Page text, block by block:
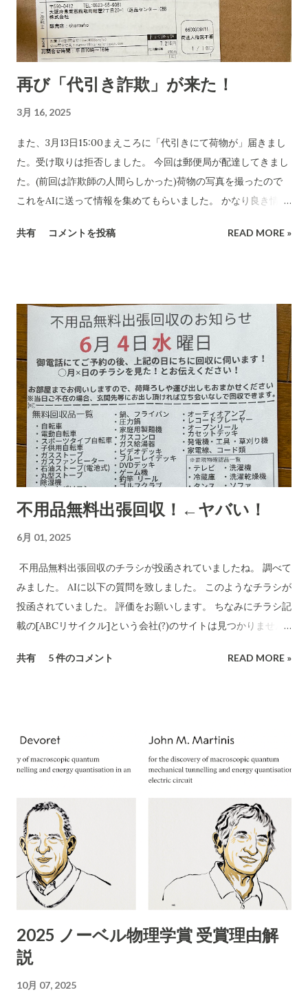
再び「代引き詐欺」が来た！
3月 16, 2025
また、3月13日15:00まえころに「代引きにて荷物が」届きまし
た。受け取りは拒否しました。 今回は郵便局が配達してきまし
た。(前回は詐欺師の人間らしかった)荷物の写真を撮ったので
これをAIに送って情報を集めてもらいました。 かなり良き情報
さまざま考え抜いてやっています。 高齢の女性や意思表示がで
受ける郵便局とヤマトなど宅配会社にとっては上得意のお客さ
まであるのかもしれない???...(受取拒絶で返品になる確率はかな
り高いのでその返送時の運賃も売上となります。) 以下は、AI
の分析です。長文です。 詐欺にかかる心理についてもAIに分
析・解説をしてもらいました。 CBB 株式会社、および
「charmmsho」という販売店に関する詐欺やトラブル報告の
有無を確認します。また、送り主情報の詳細な住所や連絡先が
正式な企業情報と一致するかどうかも調べます。 Research
completed in 8m· 16 件の情報源 CBB株式会社および販売店
「charmmsho」に関する調査報告 会社所在地・連絡先の検証
CBB株式会社は法人登記上、「大阪府泉南郡熊取町紺屋2丁目
屋2-20-1」と記載されています​ CBB-SHYOJI.COM 。販売店
「charmmsho」のサイト上で表示されていた会社所在地がこ
の住所と一致している場合、一見すると所在地に関しては正式
な企業情報と合致していると言えます。 しかし、連絡先情報に
してメールアドレスのみを掲載しており、電話番号は公開され
く名古屋（052）エリアの番号です。実際に「052-355...
共有 コメントを投稿 READ MORE »
不用品無料出張回収！←ヤバい！
6月 01, 2025
不用品無料出張回収のチラシが投函されていましたね。 調べて
みました。 AIに以下の質問を致しました。 このようなチラシが
投函されていました。 評価をお願いします。 ちなみにチラシ記
載の[ABCリサイクル]という会社(?)のサイトは見つかりません
https://www.city.tokorozawa.saitama.jp/kurashi/gomi/shi
には所沢市の「一般廃棄物処理業」の許可が必要です。 「産業
廃棄物処理業」や 「古物商」の許可では回収できません。
ChatGPT まえださん、画像ありがとうございます。このよう
な「不用品無料出張回収」のチラシについて、詳細に評価・ア
ドバイスいたします。 1. 内容の分析 業者名 ：ABCリサイクル
所在地 ：埼玉県所沢市松郷141 許可番号 ：自動車商許可証 第
431090053454号（古物商許可証） 連絡先 ：携帯番号のみ
（090-4713-2580） 受付時間 ：8:00〜18:00 チラシの訴求点
「無料回収」「当日でもOK」「幅広い品目」「遺品整理、引越
作業可能などと記載 2. 危険性・リスク評価 1）「無料」表記の
ワナ 実際に依頼すると「無料では回収できない」「特定品目は
料回収」と言いながら、現場で高額請求する 悪質な業者も存在
共有 5 件のコメント READ MORE »
2025 ノーベル物理学賞 受賞理由解
説
10月 07, 2025